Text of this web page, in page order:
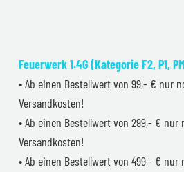
Feuerwerk 1.4G (Kategorie F2, P1,
• Ab einen Bestellwert von 99,- € nur
Versandkosten!
• Ab einen Bestellwert von 299,- € nur
Versandkosten!
• Ab einen Bestellwert von 499,- € nur